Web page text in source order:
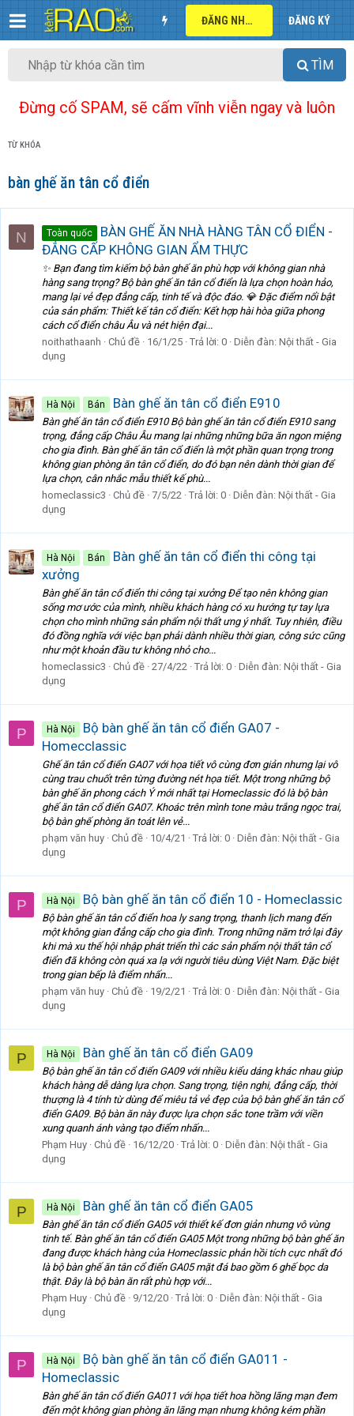
ĐĂNG NHẬP ĐĂNG KÝ
TÌM
Đừng cố SPAM, sẽ cấm vĩnh viễn ngay và luôn
TỪ KHÓA
bàn ghế ăn tân cổ điển
N Toàn quốc
BÀN GHẾ ĂN NHÀ HÀNG TÂN CỔ ĐIỂN -
ĐẲNG CẤP KHÔNG GIAN ẨM THỰC
✨ Bạn đang tìm kiếm bộ bàn ghế ăn phù hợp với không gian nhà
hàng sang trọng? Bộ bàn ghế ăn tân cổ điển là lựa chọn hoàn hảo,
mang lại vẻ đẹp đẳng cấp, tinh tế và độc đáo. 💎 Đặc điểm nổi bật
của sản phẩm: Thiết kế tân cổ điển: Kết hợp hài hòa giữa phong
cách cổ điển châu Âu và nét hiện đại...
noithathaanh
Chủ đề 16/1/25 Trả lời: 0 Diễn đàn: Nội thất - Gia
dụng
Hà Nội Bán Bàn ghế ăn tân cổ điển E910
Bàn ghế ăn tân cổ điển E910 Bộ bàn ghế ăn tân cổ điển E910 sang
trọng, đẳng cấp Châu Âu mang lại những những bữa ăn ngon miệng
cho gia đình. Bàn ghế ăn tân cổ điển là một phần quan trọng trong
không gian phòng ăn tân cổ điển, do đó bạn nên dành thời gian để
lựa chọn, cân nhắc mẫu thiết kế phù...
homeclassic3
Chủ đề 7/5/22 Trả lời: 0 Diễn đàn: Nội thất - Gia
dụng
Hà Nội Bán
Bàn ghế ăn tân cổ điển thi công tại
xưởng
Bàn ghế ăn tân cổ điển thi công tại xưởng Để tạo nên không gian
sống mơ ước của mình, nhiều khách hàng có xu hướng tự tay lựa
chọn cho mình những sản phẩm nội thất ưng ý nhất. Tuy nhiên, điều
đó đồng nghĩa với việc bạn phải dành nhiều thời gian, công sức cũng
như một khoản đầu tư không nhỏ cho...
homeclassic3
Chủ đề 27/4/22 Trả lời: 0 Diễn đàn: Nội thất - Gia
dụng
P Hà Nội
Bộ bàn ghế ăn tân cổ điển GA07 -
Homecclassic
Ghế ăn tân cổ điển GA07 với họa tiết vô cùng đơn giản nhưng lại vô
cùng trau chuốt trên từng đường nét họa tiết. Một trong những bộ
bàn ghế ăn phong cách Ý mới nhất tại Homeclassic đó là bộ bàn
ghế ăn tân cổ điển GA07. Khoác trên mình tone màu trắng ngọc trai,
bộ bàn ghế phòng ăn toát lên vẻ...
phạm văn huy Chủ đề 10/4/21 Trả lời: 0 Diễn đàn: Nội thất - Gia
dụng
P Hà Nội Bộ bàn ghế ăn tân cổ điển 10 - Homeclassic
Bộ bàn ghế ăn tân cổ điển hoa ly sang trọng, thanh lịch mang đến
một không gian đẳng cấp cho gia đình. Trong những năm trở lại đây
khi mà xu thế hội nhập phát triển thì các sản phẩm nội thất tân cổ
điển đã không còn quá xa lạ với người tiêu dùng Việt Nam. Đặc biệt
trong gian bếp là điểm nhấn...
phạm văn huy Chủ đề 19/2/21 Trả lời: 0 Diễn đàn: Nội thất - Gia
dụng
P Hà Nội Bàn ghế ăn tân cổ điển GA09
Bộ bàn ghế ăn tân cổ điển GA09 với nhiều kiểu dáng khác nhau giúp
khách hàng dễ dàng lựa chọn. Sang trọng, tiện nghi, đẳng cấp, thời
thượng là 4 tính từ dùng để miêu tả vẻ đẹp của bộ bàn ghế ăn tân cổ
điển GA09. Bộ bàn ăn này được lựa chọn sắc tone trầm với viền
xung quanh ánh vàng tạo điểm nhấn...
Phạm Huy Chủ đề 16/12/20 Trả lời: 0 Diễn đàn: Nội thất - Gia
dụng
P Hà Nội Bàn ghế ăn tân cổ điển GA05
Bàn ghế ăn tân cổ điển GA05 với thiết kế đơn giản nhưng vô vùng
tinh tế. Bàn ghế ăn tân cổ điển GA05 Một trong những bộ bàn ghế ăn
đang được khách hàng của Homeclassic phản hồi tích cực nhất đó
là bộ bàn ghế ăn tân cổ điển GA05 mặt đá bao gồm 6 ghế bọc da
thật. Đây là bộ bàn ăn rất phù hợp với...
Phạm Huy Chủ đề 9/12/20 Trả lời: 0 Diễn đàn: Nội thất - Gia
dụng
P Hà Nội
Bộ bàn ghế ăn tân cổ điển GA011 -
Homeclassic
Bàn ghế ăn tân cổ điển GA011 với họa tiết hoa hồng lãng mạn đem
đến một không gian phòng ăn lãng mạn nhưng không kém phần